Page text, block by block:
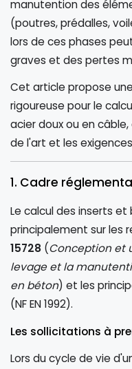
manutention des
(poutres, prédalles,
lors de ces phases
graves et des pertes
Cet article propose
rigoureuse pour le
acier doux ou en
de l'art et les
1. Cadre
Le calcul des inserts
principalement sur les
15728 (Conception et
levage et la
en béton) et les
(NF EN 1992).
Les sollicitations à
Lors du cycle de vie